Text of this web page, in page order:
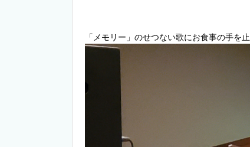
「メモリー」のせつない歌にお食事の手を